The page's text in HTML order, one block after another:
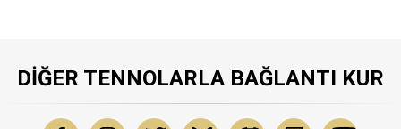
DIĞER TENNOLARLA BAĞLANTI KUR